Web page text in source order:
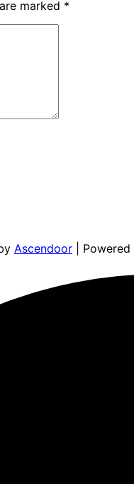
marked *
Ascendoor |